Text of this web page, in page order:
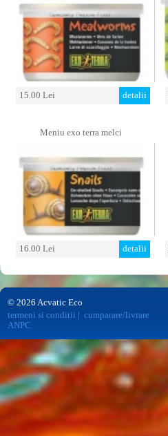
15.00 Lei detalii
Meniu exo terra melci
16.00 Lei detalii
© 2026 Acvatic Eco
termeni si conditii
cumparare/livrare
ANPC